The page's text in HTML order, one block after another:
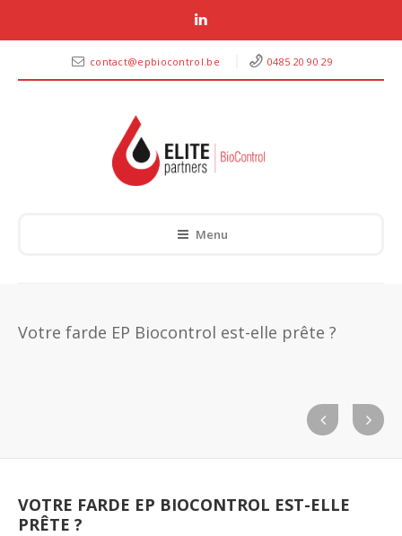
contact@epbiocontrol.be 0485 20 90 29
Menu
Votre farde EP Biocontrol est-elle prête ?
VOTRE FARDE EP BIOCONTROL EST-ELLE
PRÊTE ?